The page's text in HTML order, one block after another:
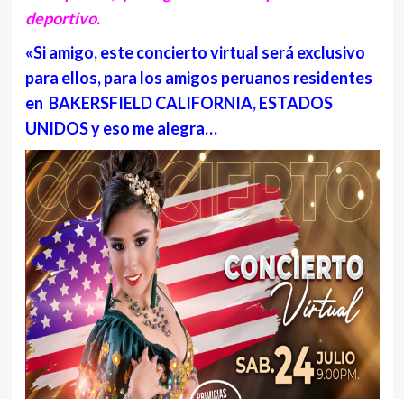
deportivo.
«Si amigo, este concierto virtual será exclusivo
para ellos, para los amigos peruanos residentes
en BAKERSFIELD CALIFORNIA, ESTADOS
UNIDOS y eso me alegra…